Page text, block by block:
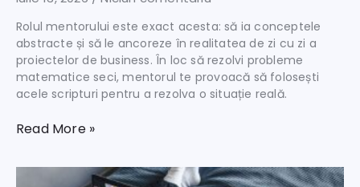
Rolul mentorului este exact acesta: să ia conceptele
abstracte și să le ancoreze în realitatea de zi cu zi a
proiectelor de business. În loc să rezolvi probleme
matematice seci, mentorul te provoacă să folosești
acele scripturi pentru a rezolva o situație reală.
Read More »